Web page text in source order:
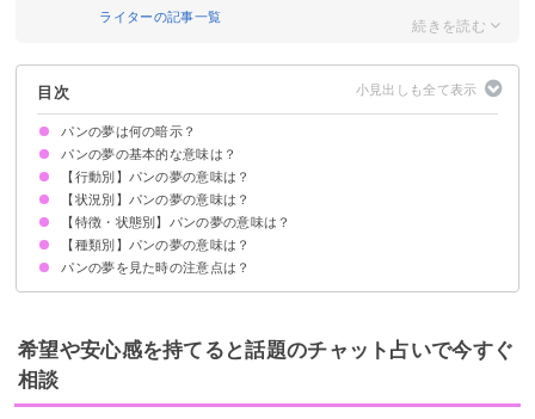
ライターの記事一覧
目次
パンの夢は何の暗示？
パンの夢の基本的な意味は？
豊かさや愛情の象徴
状況によって意味が決まる
【行動別】パンの夢の意味は？
パンを買う夢【吉夢】
パンを食べる夢【吉夢】
パンを焼く・作る夢【吉夢】
パンを焦がす夢【凶夢】
パンをあげる夢【吉夢】
パンを落とす夢【警告夢】
パンを見る夢【警告夢】
パンを捨てる夢【警告夢】
パンを選ぶ夢【吉夢】
パンを切る夢【警告夢】
パンにバターを塗る夢【吉夢】
パン屋で並ぶ夢【吉夢】
パン屋に行く夢【吉夢】
パン屋で働く夢【吉夢】
【状況別】パンの夢の意味は？
パンをもらう夢【吉夢】
パンがたくさんある夢【吉夢】
コンビニのパンの夢【吉夢】
パンを買えない夢【警告夢】
パンが売り切れる夢【警告夢】
美味しいパンの夢【吉夢】
まずそうなパンの夢【凶夢】
甘いパンの夢【警告夢】
パンを食べ残す夢【警告夢】
パンの匂いの夢【吉夢】
パン職人の夢【吉夢】
パンの耳の夢【吉夢】
パンを取られる夢【警告夢】
パン屋の店員の夢【吉夢】
【特徴・状態別】パンの夢の意味は？
賞味期限切れのパンの夢【吉夢】
カビの生えたパンの夢【警告夢】
焼きたてのパンの夢【吉夢】
大きいパンの夢【警告夢】
小さいパンの夢【吉夢】
固いパンの夢【警告夢】
黒いパンの夢【凶夢】
白いパンの夢【吉夢】
【種類別】パンの夢の意味は？
食パンの夢【吉夢】
トーストの夢【吉夢】
クロワッサンの夢【吉夢】
菓子パンの夢【警告夢】
サンドイッチの夢【吉夢】
フランスパンの夢【吉夢】
デニッシュパンの夢【吉夢】
パンケーキの夢【吉夢】
パンの夢を見た時の注意点は？
吉夢なら話さず警告夢や凶夢は人に話す
希望や安心感を持てると話題のチャット占いで今すぐ
相談